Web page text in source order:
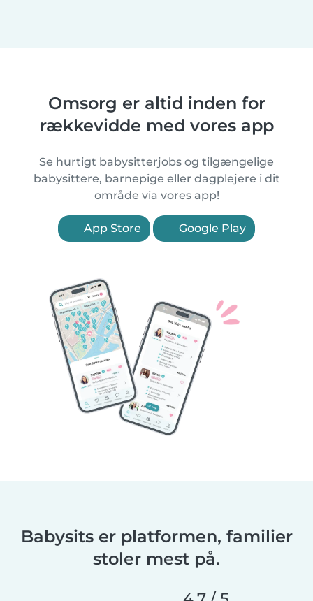
Omsorg er altid inden for
rækkevidde med vores app
Se hurtigt babysitterjobs og tilgængelige
babysittere, barnepige eller dagplejere i dit
område via vores app!
App Store Google Play
Babysits er platformen, familier
stoler mest på.